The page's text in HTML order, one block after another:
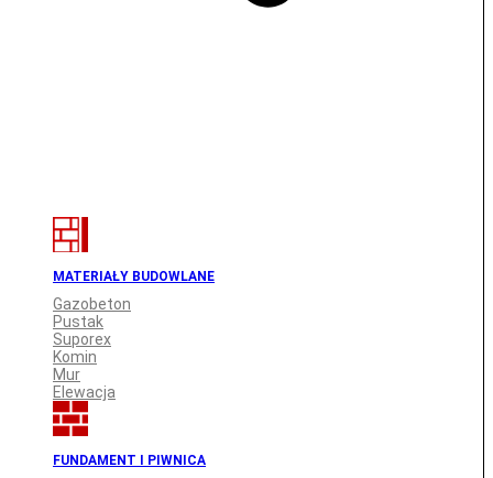
MATERIAŁY BUDOWLANE
Gazobeton
Pustak
Suporex
Komin
Mur
Elewacja
FUNDAMENT I PIWNICA